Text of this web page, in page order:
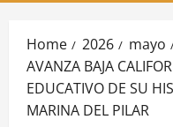
Home 2026 mayo
AVANZA BAJA
EDUCATIVO DE SU
MARINA DEL PILAR